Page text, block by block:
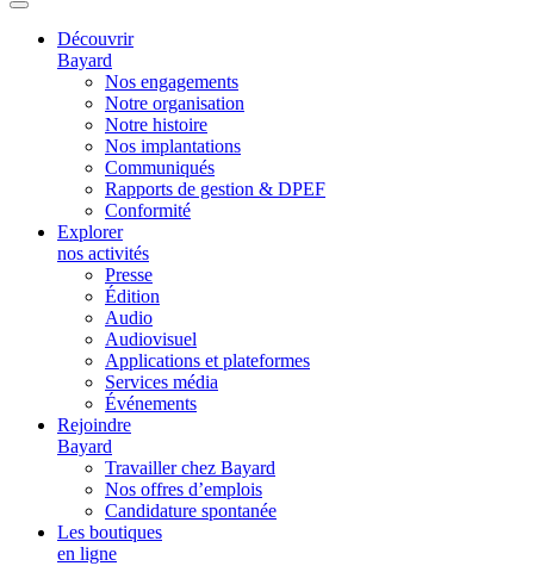
Découvrir
Bayard
Nos engagements
Notre organisation
Notre histoire
Nos implantations
Communiqués
Rapports de gestion & DPEF
Conformité
Explorer
nos activités
Presse
Édition
Audio
Audiovisuel
Applications et plateformes
Services média
Événements
Rejoindre
Bayard
Travailler chez Bayard
Nos offres d’emplois
Candidature spontanée
Les boutiques
en ligne